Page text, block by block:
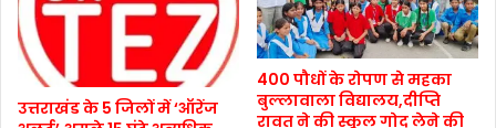
उत्तराखंड के 5 जिलों में ‘ऑरेंज
400 पौधों के रोपण से महका
बुल्लावाला विद्यालय,दीप्ति
रावत ने की स्कूल गोद लेने की